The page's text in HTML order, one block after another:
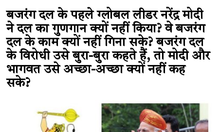
बजरंग दल के पहले ग्लोबल लीडर नरेंद्र मोदी
ने दल का गुणगान क्यों नहीं किया? वे बजरंग
दल के काम क्यों नहीं गिना सके? बजरंग दल
के विरोधी उसे बुरा-बुरा कहते हैं, तो मोदी और
भागवत उसे अच्छा-अच्छा क्यों नहीं कह
सके?